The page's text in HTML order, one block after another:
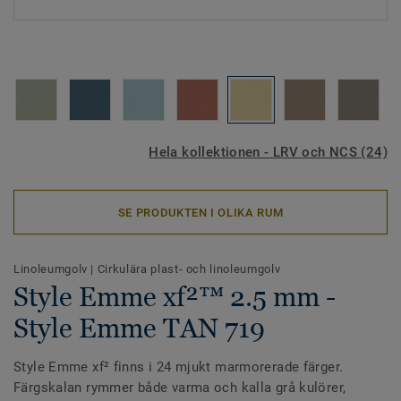
Hela kollektionen - LRV och NCS (24)
SE PRODUKTEN I OLIKA RUM
Linoleumgolv | Cirkulära plast- och linoleumgolv
Style Emme xf²™ 2.5 mm -
Style Emme TAN 719
Style Emme xf² finns i 24 mjukt marmorerade färger.
Färgskalan rymmer både varma och kalla grå kulörer,